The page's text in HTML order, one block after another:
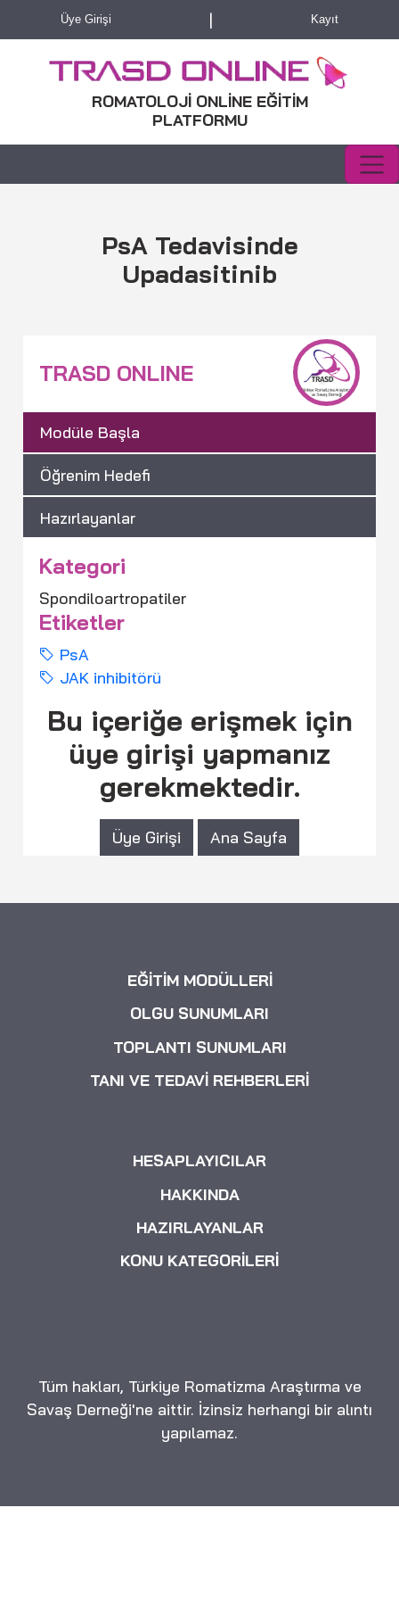
Üye Girişi | Kayıt
ROMATOLOJİ ONLİNE EĞİTİM
PLATFORMU
PsA Tedavisinde
Upadasitinib
TRASD ONLINE
Modüle Başla
Öğrenim Hedefi
Hazırlayanlar
Kategori
Spondiloartropatiler
Etiketler
PsA
JAK inhibitörü
Bu içeriğe erişmek için
üye girişi yapmanız
gerekmektedir.
Üye Girişi Ana Sayfa
EĞİTİM MODÜLLERİ
OLGU SUNUMLARI
TOPLANTI SUNUMLARI
TANI VE TEDAVİ REHBERLERİ
HESAPLAYICILAR
HAKKINDA
HAZIRLAYANLAR
KONU KATEGORİLERİ
Tüm hakları, Türkiye Romatizma Araştırma ve
Savaş Derneği'ne aittir. İzinsiz herhangi bir alıntı
yapılamaz.